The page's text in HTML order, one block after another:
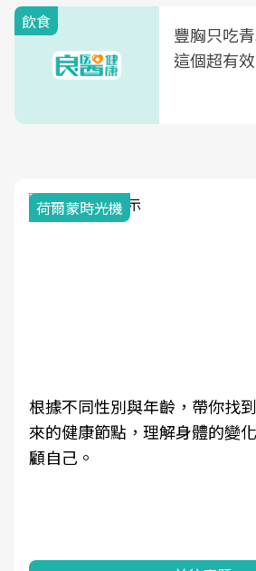
飲食
豐胸只吃
這個超有效
荷爾蒙時光機
根據不同性別與年齡，帶你找
來的健康節點，理解身體的變
顧自己。